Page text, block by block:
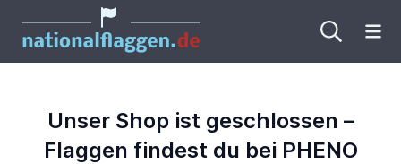
Unser Shop ist geschlossen –
Flaggen findest du bei PHENO